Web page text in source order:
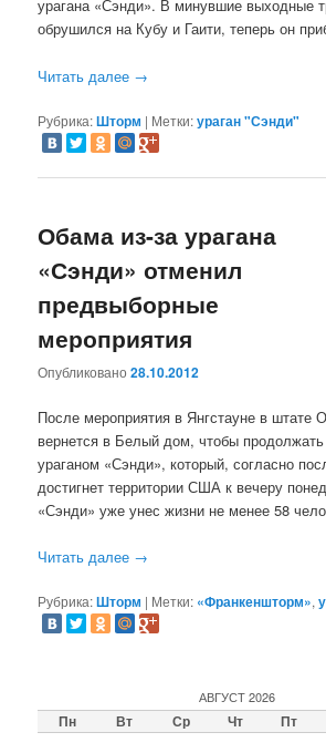
урагана «Сэнди». В минувшие выходные
обрушился на Кубу и Гаити, теперь он
Читать далее →
Рубрика:Шторм | Метки:ураган "Сэнди"
Обама из-за урагана
«Сэнди» отменил
предвыборные
мероприятия
Опубликовано28.10.2012
После мероприятия в Янгстауне в штате
вернется в Белый дом, чтобы
ураганом «Сэнди», который, согласно
достигнет территории США к вечеру
«Сэнди» уже унес жизни не менее 58
Читать далее →
Рубрика:Шторм | Метки: «Франкеншторм»,
АВГУСТ 2026
Пн Вт Ср Чт Пт